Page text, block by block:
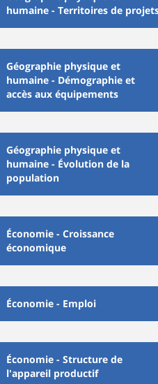
humaine - Territoires de
Géographie physique et
humaine - Démographie et
accès aux équipements
Géographie physique et
humaine - Évolution de la
population
Économie - Croissance
économique
Économie - Emploi
Économie - Structure de
l'appareil productif